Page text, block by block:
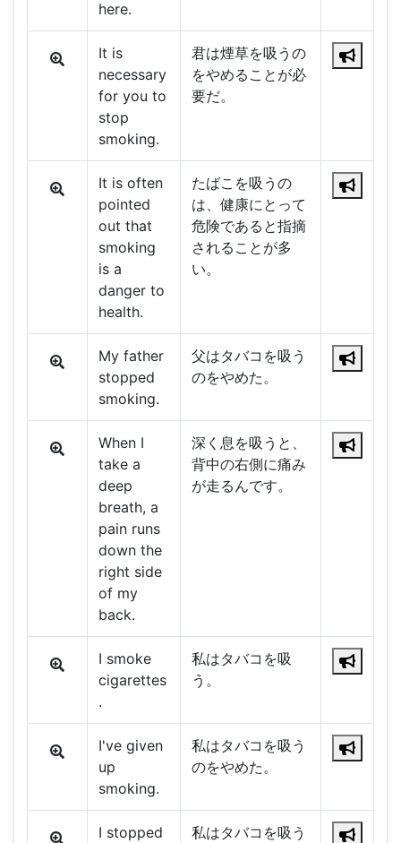
here.
It is
necessary
for you to
stop
smoking.
君は煙草を吸うの
をやめることが必
要だ。
It is often
pointed
out that
smoking
is a
danger to
health.
たばこを吸うの
は、健康にとって
危険であると指摘
されることが多
い。
My father
stopped
smoking.
父はタバコを吸う
のをやめた。
When I
take a
deep
breath, a
pain runs
down the
right side
of my
back.
深く息を吸うと、
背中の右側に痛み
が走るんです。
I smoke
cigarettes
.
私はタバコを吸
う。
I've given
up
smoking.
私はタバコを吸う
のをやめた。
I stopped
私はタバコを吸う